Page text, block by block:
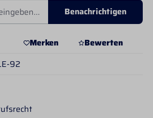
Benachrichtigen
Merken
Bewerten
92